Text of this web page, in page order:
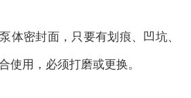
体密封面，只要有划痕、凹坑、
使用，必须打磨或更换。